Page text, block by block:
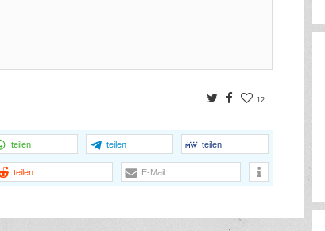
TwitterFacebook
12
teilen teilen teilen
teilen E-Mail